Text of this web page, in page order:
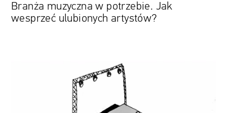
Branża muzyczna w potrzebie. Jak
wesprzeć ulubionych artystów?